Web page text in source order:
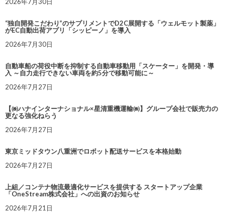
2026年7月30日
“独自開発こだわり”のサプリメントでD2C展開する「ウェルモット製薬」
がEC自動出荷アプリ「シッピーノ」を導入
2026年7月30日
自動車船の荷役中断を抑制する自動車移動用「スケーター」を開発・導
入 ～自力走行できない車両を約5分で移動可能に～
2026年7月27日
【㈱ハナインターナショナル×星清重機運輸㈱】グループ会社で販売力の
更なる強化ねらう
2026年7月27日
東京ミッドタウン八重洲でロボット配送サービスを本格始動
2026年7月27日
上組／コンテナ物流最適化サービスを提供する スタートアップ企業
「OneStream株式会社」への出資のお知らせ
2026年7月21日